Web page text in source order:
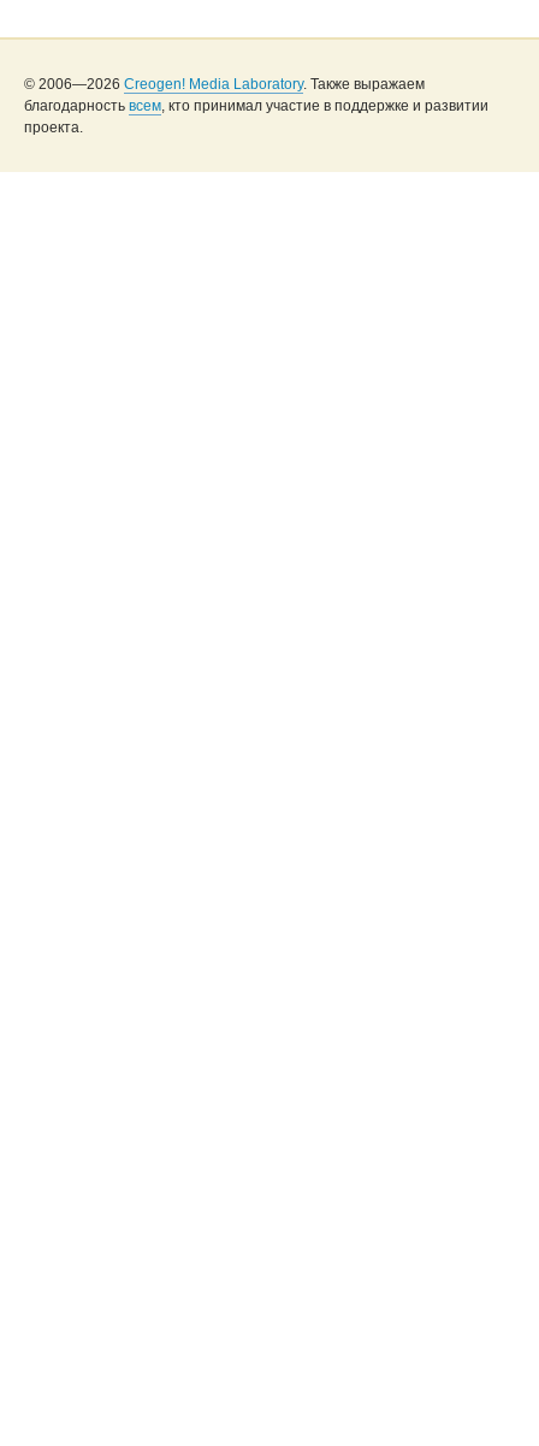
© 2006—2026 Creogen! Media Laboratory. Также выражаем
благодарность всем, кто принимал участие в поддержке и развитии
проекта.